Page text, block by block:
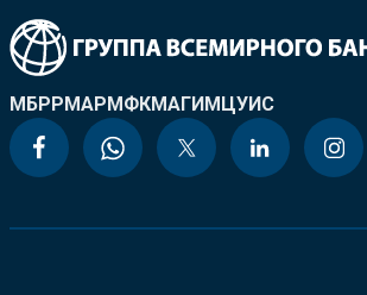
МБРРМАРМФКМАГИМЦУИС